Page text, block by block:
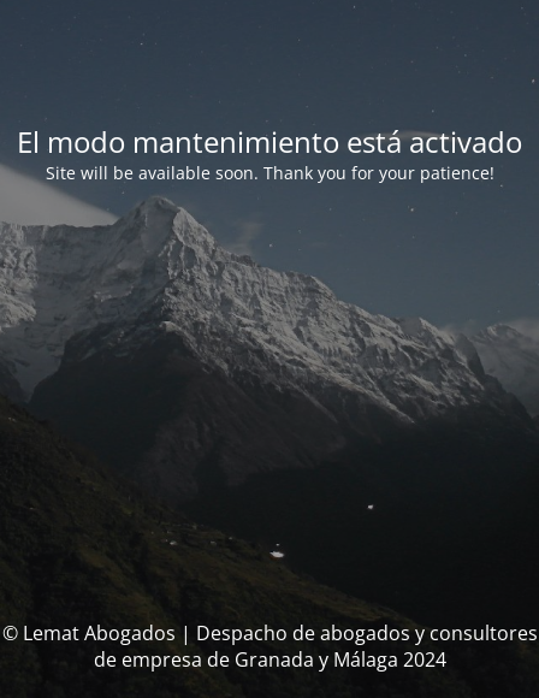
El modo mantenimiento está activado
Site will be available soon. Thank you for your patience!
© Lemat Abogados | Despacho de abogados y consultores
de empresa de Granada y Málaga 2024